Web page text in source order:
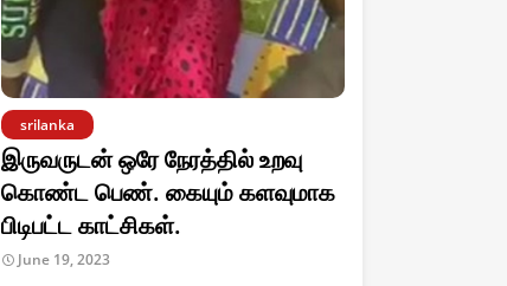
srilanka
இருவருடன் ஒரே நேரத்தில் உறவு
கொண்ட பெண். கையும் களவுமாக
பிடிபட்ட காட்சிகள்.
June 19, 2023